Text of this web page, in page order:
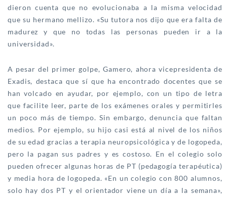
dieron cuenta que no evolucionaba a la misma velocidad
que su hermano mellizo. «Su tutora nos dijo que era falta de
madurez y que no todas las personas pueden ir a la
universidad».
A pesar del primer golpe, Gamero, ahora vicepresidenta de
Exadis, destaca que sí que ha encontrado docentes que se
han volcado en ayudar, por ejemplo, con un tipo de letra
que facilite leer, parte de los exámenes orales y permitirles
un poco más de tiempo. Sin embargo, denuncia que faltan
medios. Por ejemplo, su hijo casi está al nivel de los niños
de su edad gracias a terapia neuropsicológica y de logopeda,
pero la pagan sus padres y es costoso. En el colegio solo
pueden ofrecer algunas horas de PT (pedagogía terapéutica)
y media hora de logopeda. «En un colegio con 800 alumnos,
solo hay dos PT y el orientador viene un día a la semana»,